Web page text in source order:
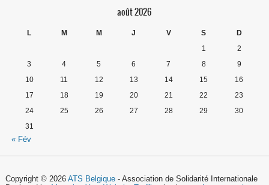
août 2026
L M M J V S
D
1
2
3
4 5 6 7 8
9
10
11 12 13 14 15
16
17
18 19 20 21 22
23
24
25 26 27 28 29
30
31
« Fév
Copyright © 2026 ATS Belgique- Association de Solidarité Internationale